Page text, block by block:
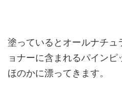
塗っているとオールナチュ
ョナーに含まれるパイン
ほのかに漂ってきます。